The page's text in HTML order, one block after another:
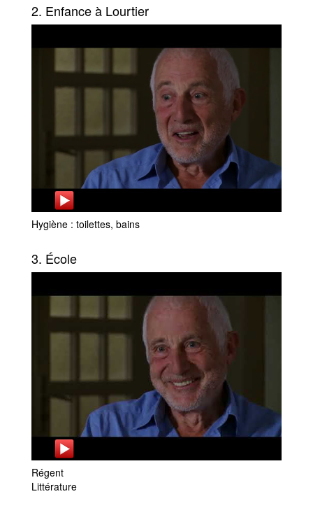
2. Enfance à Lourtier
Hygiène : toilettes, bains
3. École
Régent
Littérature